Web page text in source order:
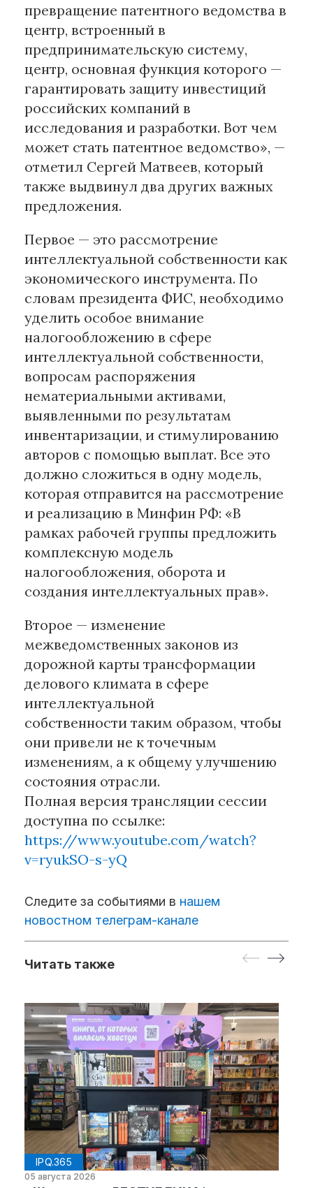
превращение патентного ведомства в
центр, встроенный в
предпринимательскую систему,
центр, основная функция которого —
гарантировать защиту инвестиций
российских компаний в
исследования и разработки. Вот чем
может стать патентное ведомство», —
отметил Сергей Матвеев, который
также выдвинул два других важных
предложения.
Первое — это рассмотрение
интеллектуальной собственности как
экономического инструмента. По
словам президента ФИС, необходимо
уделить особое внимание
налогообложению в сфере
интеллектуальной собственности,
вопросам распоряжения
нематериальными активами,
выявленными по результатам
инвентаризации, и стимулированию
авторов с помощью выплат. Все это
должно сложиться в одну модель,
которая отправится на рассмотрение
и реализацию в Минфин РФ: «В
рамках рабочей группы предложить
комплексную модель
налогообложения, оборота и
создания интеллектуальных прав».
Второе — изменение
межведомственных законов из
дорожной карты трансформации
делового климата в сфере
интеллектуальной
собственности таким образом, чтобы
они привели не к точечным
изменениям, а к общему улучшению
состояния отрасли.
Полная версия трансляции сессии
доступна по ссылке:
https://www.youtube.com/watch?
v=ryukSO-s-yQ
Следите за событиями в нашем
новостном телеграм-канале
Читать также
IPQ.365
05 августа 2026